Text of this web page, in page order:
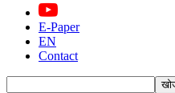
E-Paper
EN
Contact